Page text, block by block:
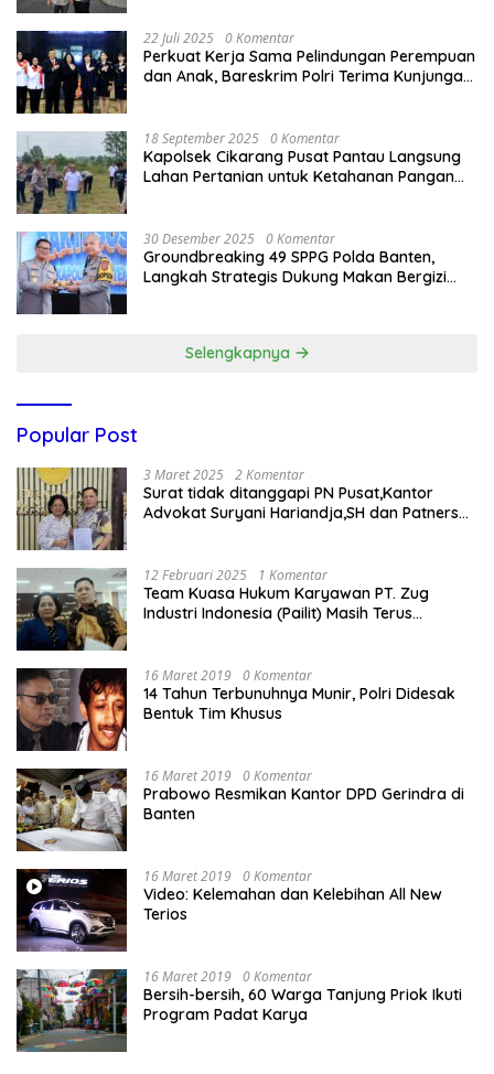
22 Juli 2025 0 Komentar
Perkuat Kerja Sama Pelindungan Perempuan
dan Anak, Bareskrim Polri Terima Kunjungan
18 September 2025 0 Komentar
Kapolsek Cikarang Pusat Pantau Langsung
Lahan Pertanian untuk Ketahanan Pangan
30 Desember 2025 0 Komentar
Groundbreaking 49 SPPG Polda Banten,
Langkah Strategis Dukung Makan Bergizi
Selengkapnya
Popular Post
3 Maret 2025 2 Komentar
Surat tidak ditanggapi PN Pusat,Kantor
Advokat Suryani Hariandja,SH dan Patners
12 Februari 2025 1 Komentar
Team Kuasa Hukum Karyawan PT. Zug
Industri Indonesia (Pailit) Masih Terus
16 Maret 2019 0 Komentar
14 Tahun Terbunuhnya Munir, Polri Didesak
Bentuk Tim Khusus
16 Maret 2019 0 Komentar
Prabowo Resmikan Kantor DPD Gerindra di
Banten
16 Maret 2019 0 Komentar
Video: Kelemahan dan Kelebihan All New
Terios
16 Maret 2019 0 Komentar
Bersih-bersih, 60 Warga Tanjung Priok Ikuti
Program Padat Karya